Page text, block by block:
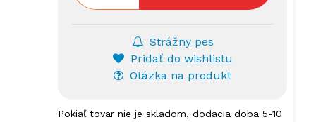
Strážny pes
Pridať do wishlistu
Otázka na produkt
Pokiaľ tovar nie je skladom, dodacia doba 5-10